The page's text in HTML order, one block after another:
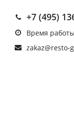
+7 (495)
Время
zakaz@resto-